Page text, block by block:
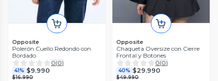
Opposite
Polerón Cuello Redondo con
Bordado
0(0)
41% $9.990
$16.990
Opposite
Chaqueta Oversize con Cierre
Frontal y Botones
0(0)
40% $29.990
$49.990